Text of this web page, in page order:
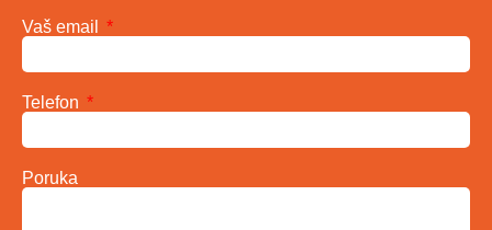
Vaš email
Telefon
Poruka